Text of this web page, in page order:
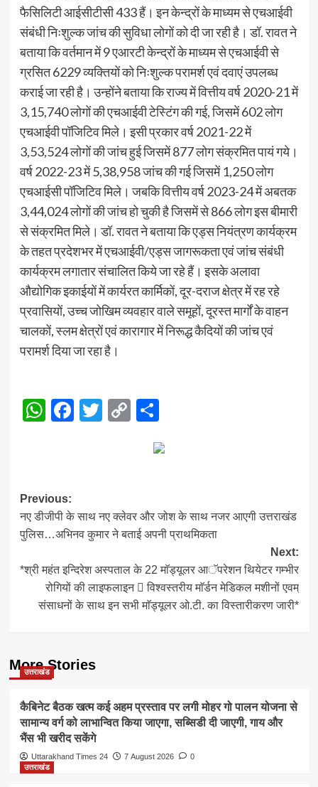
फैसिलिटी आईसीटीसी 433 हैं। इन केन्द्रों के माध्यम से एचआईवी
संबंधी निःशुल्क जांच की सुविधा लोगों को दी जा रही है। डॉ. रावत ने
बताया कि वर्तमान में 9 एआरटी केन्द्रों के माध्यम से एचआईवी से
ग्रसित 6229 व्यक्तियों को निःशुल्क परामर्श एवं दवाएं उपलब्ध
कराई जा रही है। उन्होंने बताया कि राज्य में वित्तीय वर्ष 2020-21 में
3,15,740 लोगों की एचआईवी टेस्टिंग की गई, जिसमें 602 लोग
एचआईवी पॉजिटिव मिले। इसी प्रकार वर्ष 2021-22 में
3,53,524 लोगों की जांच हुई जिसमें 877 लोग संक्रमित पायं गये।
वर्ष 2022-23 में 5,38,958 जांच की गई जिसमें 1,250 लोग
एचआईसी पॉजिटिव मिले। जबकि वित्तीय वर्ष 2023-24 में अबतक
3,44,024 लोगों की जांच हो चुकी है जिसमें से 866 लोग इस बीमारी
से संक्रमित मिले। डॉ. रावत ने बताया कि एड्स नियंत्रण कार्यक्रम
के तहत प्रदेशभर में एचआईवी/एड्स जागरूकता एवं जांच संबंधी
कार्यक्रम लगातार संचालित किये जा रहे हैं। इसके अलावा
औद्योगिक इकाईयों में कार्यरत कार्मिकों, दूर-दराज क्षेत्र में रह रहे
प्रवासियों, उच्च जोखिम व्यवहार वाले समूहों, दूरस्त मार्गों के वाहन
चालकों, स्लम क्षेत्रों एवं कारागार में निरूद्ध कैदियों की जांच एवं
परामर्श दिया जा रहा है।
WhatsApp
Facebook
Twitter
CopyShare
Post
navigation
Previous:
नए डीजीपी के साथ नए क्लेवर और जोश के साथ नजर आएगी उत्तराखंड
पुलिस…अभिनव कुमार ने बताई अपनी प्राथमिकता
Next:
*श्री महंत इन्दिरेश अस्पताल के 22 माॅड्यूलर आॅपरेशन थियेटर गम्भीर
रोगियों की लाइफलाइन  विश्वस्तरीय माॅर्डन मेडिकल मशीनों एवम्
संसाधनों के साथ इन सभी माॅड्यूलर ओ.टी. का विस्तारीकरण जारी*
More Stories
उत्तराखंड
कैबिनेट बैठक खत्म कई अहम प्रस्ताव पर लगी मोहर गो पालन योजना से
सामान्य वर्ग को लाभान्वित किया जाएगा, सब्सिडी दी जाएगी, गाय और
भैंस भी खरीद सकेंगे
Uttarakhand Times 24 7 August 2026
0
उत्तराखंड